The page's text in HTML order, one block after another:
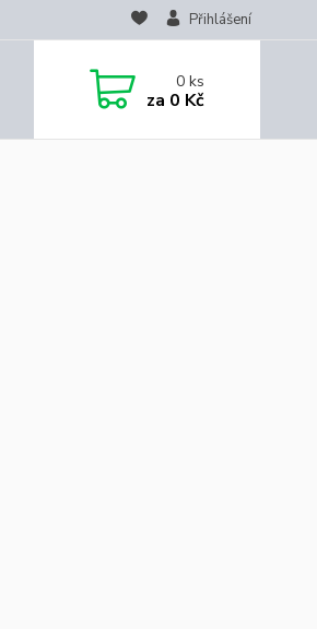
Přihlášení
0ks
za 0 Kč